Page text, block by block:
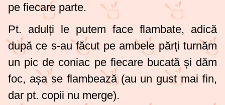
pe fiecare parte.
Pt. adulți le putem face flambate, adică
după ce s-au făcut pe ambele părți turnăm
un pic de coniac pe fiecare bucată și dăm
foc, așa se flambează (au un gust mai fin,
dar pt. copii nu merge).